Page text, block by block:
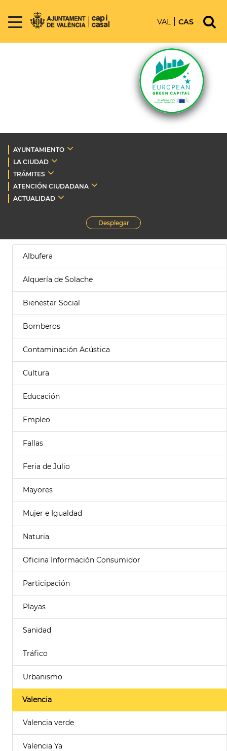
VAL CAS
AYUNTAMIENTO
LA CIUDAD
TRÁMITES
ATENCIÓN CIUDADANA
ACTUALIDAD
Desplegar
Albufera
Alquería de Solache
Bienestar Social
Bomberos
Contaminación Acústica
Cultura
Educación
Empleo
Fallas
Feria de Julio
Mayores
Mujer e Igualdad
Naturia
Oficina Información Consumidor
Participación
Playas
Sanidad
Tráfico
Urbanismo
Valencia
Valencia verde
Valencia Ya